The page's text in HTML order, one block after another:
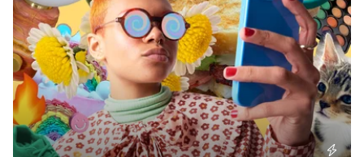
KÖZÉLET UTAZÁS
ÉLETMÓD DESIGN
BESZÉLGETÉSEK ARCOK
VIDEÓ TÖRTÉNETEK
GASZTRO